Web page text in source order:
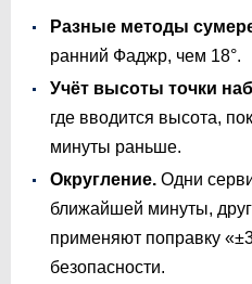
Разные методы
ранний Фаджр, чем 18°.
Учёт высоты точки
где вводится высота,
минуты раньше.
Округление. Одни
ближайшей минуты,
применяют поправку
безопасности.